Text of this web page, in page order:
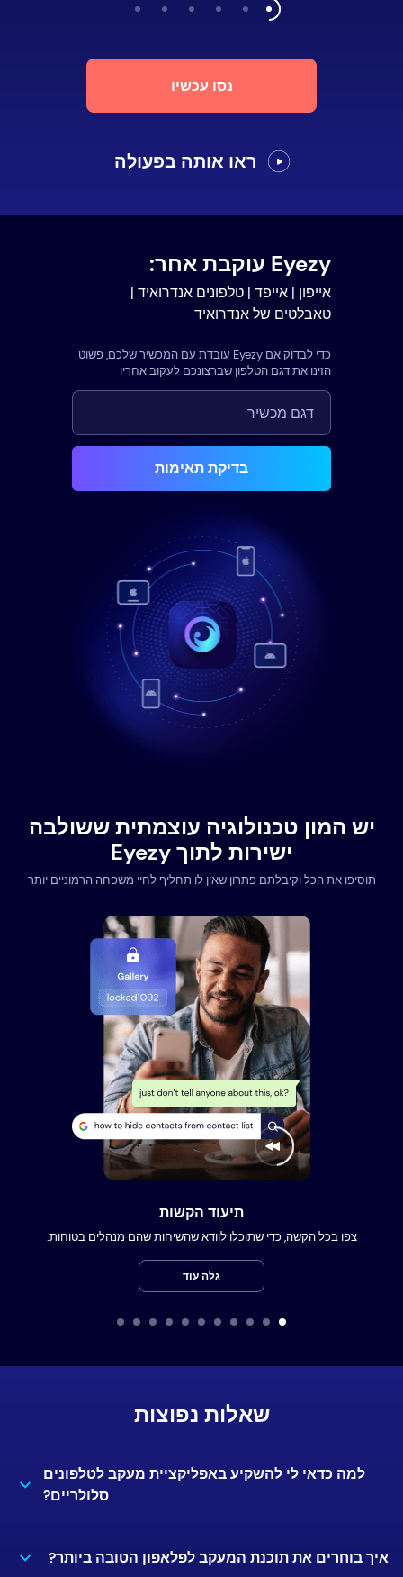
נסו עכשיו
ראו אותה בפעולה
Eyezy עוקבת אחר:
אייפון | אייפד | טלפונים אנדרואיד |
טאבלטים של אנדרואיד
כדי לבדוק אם Eyezy עובדת עם המכשיר שלכם, פשוט
הזינו את דגם הטלפון שברצונכם לעקוב אחריו
בדיקת תאימות
יש המון טכנולוגיה עוצמתית ששולבה
ישירות לתוך Eyezy
תוסיפו את הכל וקיבלתם פתרון שאין לו תחליף לחיי משפחה הרמוניים יותר
תיעוד הקשות
צפו בכל הקשה, כדי שתוכלו לוודא שהשיחות שהם מנהלים בטוחות.
גלה עוד
שאלות נפוצות
למה כדאי לי להשקיע באפליקציית מעקב לטלפונים
סלולריים?
איך בוחרים את תוכנת המעקב לפלאפון הטובה ביותר?